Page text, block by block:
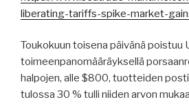
liberating-tariffs-spike-market-
Toukokuun toisena päivänä poistuu
toimeenpanomääräyksellä
halpojen, alle $800, tuotteiden
tulossa 30 % tulli niiden arvon